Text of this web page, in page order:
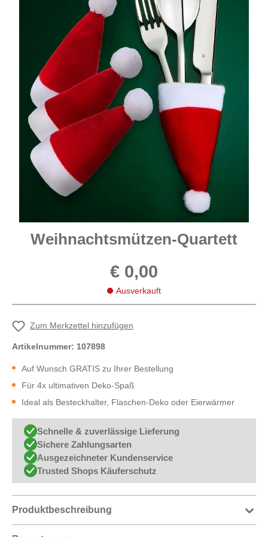
Weihnachtsmützen-Quartett
€ 0,00
Ausverkauft
Zum Merkzettel hinzufügen
Artikelnummer: 107898
Auf Wunsch GRATIS zu Ihrer Bestellung
Für 4x ultimativen Deko-Spaß
Ideal als Besteckhalter, Flaschen-Deko oder Eierwärmer
Schnelle & zuverlässige Lieferung
Sichere Zahlungsarten
Ausgezeichneter Kundenservice
Trusted Shops Käuferschutz
Produktbeschreibung